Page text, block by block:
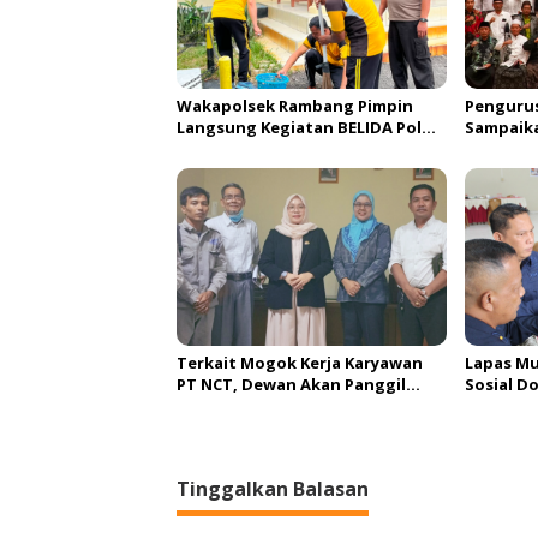
Wakapolsek Rambang Pimpin
Langsung Kegiatan BELIDA Polda
ASRI
Terkait Mogok Kerja Karyawan
PT NCT, Dewan Akan Panggil
Lapas
Sosial
Tinggalkan Balasan